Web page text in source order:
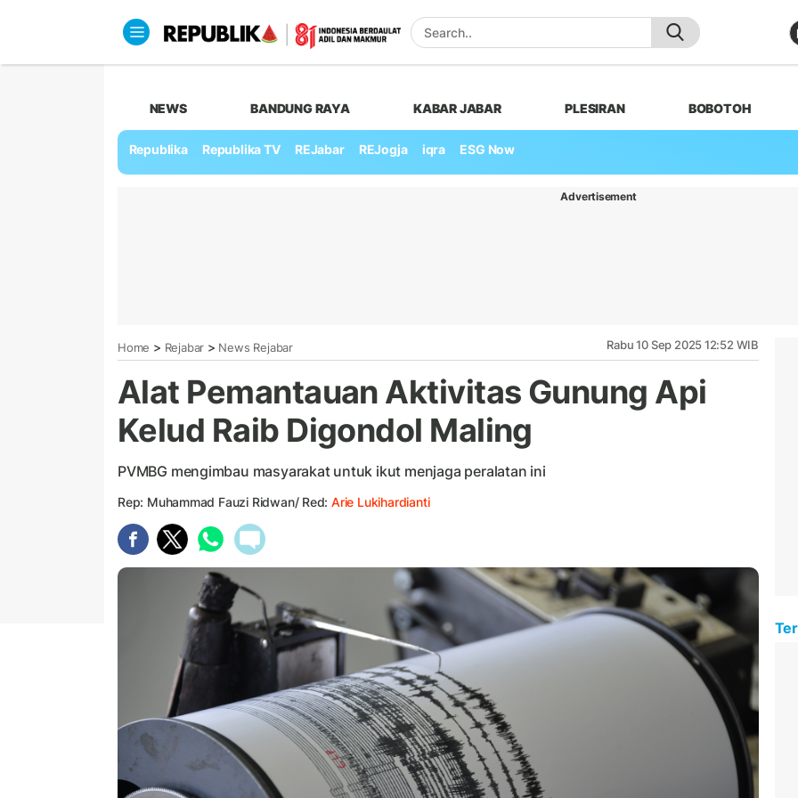
NEWS BANDUNG RAYA KABAR JABAR PLESIRAN BOBOTOH
Republika Republika TV REJabar REJogja iqra ESG Now
Advertisement
Home > Rejabar > News Rejabar Rabu 10 Sep 2025 12:52 WIB
Alat Pemantauan Aktivitas Gunung Api
Kelud Raib Digondol Maling
PVMBG mengimbau masyarakat untuk ikut menjaga peralatan ini
Rep: Muhammad Fauzi Ridwan/ Red:Arie Lukihardianti